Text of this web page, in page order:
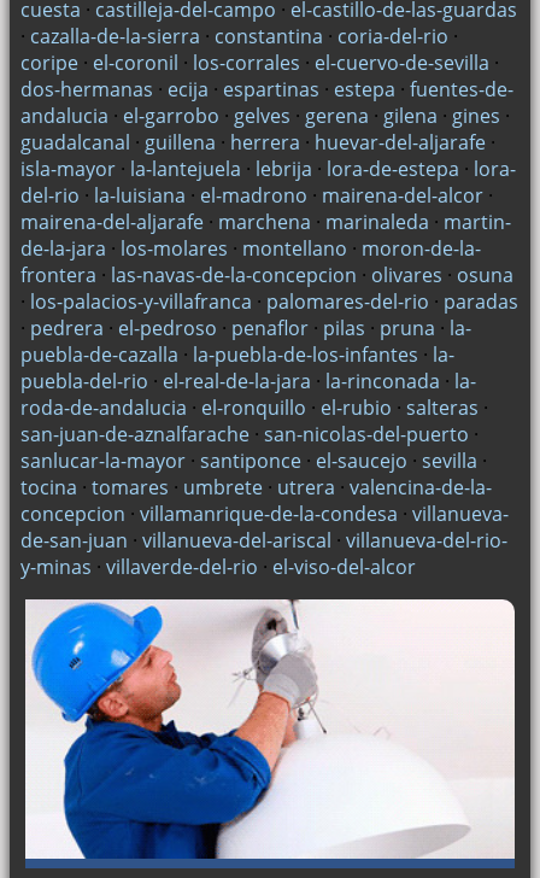
cuesta · castilleja-del-campo · el-castillo-de-las-guardas
· cazalla-de-la-sierra · constantina · coria-del-rio ·
coripe· el-coronil · los-corrales · el-cuervo-de-sevilla ·
dos-hermanas · ecija · espartinas · estepa · fuentes-de-
andalucia · el-garrobo · gelves · gerena · gilena · gines ·
guadalcanal · guillena · herrera · huevar-del-aljarafe·
isla-mayor· la-lantejuela · lebrija · lora-de-estepa · lora-
del-rio · la-luisiana · el-madrono · mairena-del-alcor·
mairena-del-aljarafe· marchena · marinaleda · martin-
de-la-jara · los-molares · montellano · moron-de-la-
frontera · las-navas-de-la-concepcion · olivares · osuna
· los-palacios-y-villafranca · palomares-del-rio · paradas
· pedrera · el-pedroso · penaflor· pilas · pruna · la-
puebla-de-cazalla · la-puebla-de-los-infantes · la-
puebla-del-rio · el-real-de-la-jara · la-rinconada · la-
roda-de-andalucia · el-ronquillo · el-rubio · salteras ·
san-juan-de-aznalfarache· san-nicolas-del-puerto ·
sanlucar-la-mayor· santiponce· el-saucejo · sevilla ·
tocina · tomares · umbrete· utrera · valencina-de-la-
concepcion · villamanrique-de-la-condesa · villanueva-
de-san-juan · villanueva-del-ariscal · villanueva-del-rio-
y-minas · villaverde-del-rio · el-viso-del-alcor